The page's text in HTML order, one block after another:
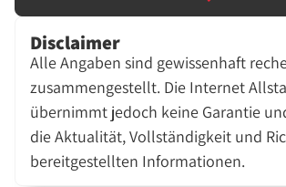
Disclaimer
Alle Angaben sind gewissenhaft
zusammengestellt. Die Internet
übernimmt jedoch keine Garantie
die Aktualität, Vollständigkeit und
bereitgestellten Informationen.